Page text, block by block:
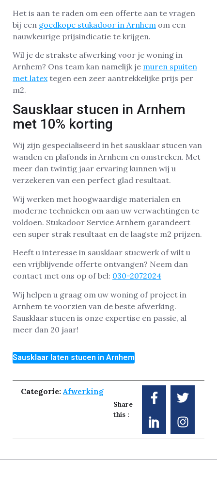
Het is aan te raden om een offerte aan te vragen
bij een goedkope stukadoor in Arnhem om een
nauwkeurige prijsindicatie te krijgen.
Wil je de strakste afwerking voor je woning in
Arnhem? Ons team kan namelijk je muren spuiten
met latextegen een zeer aantrekkelijke prijs per
m2.
Sausklaar stucen in Arnhem
met 10% korting
Wij zijn gespecialiseerd in het sausklaar stucen van
wanden en plafonds in Arnhem en omstreken. Met
meer dan twintig jaar ervaring kunnen wij u
verzekeren van een perfect glad resultaat.
Wij werken met hoogwaardige materialen en
moderne technieken om aan uw verwachtingen te
voldoen. Stukadoor Service Arnhem garandeert
een super strak resultaat en de laagste m2 prijzen.
Heeft u interesse in sausklaar stucwerk of wilt u
een vrijblijvende offerte ontvangen? Neem dan
contact met ons op of bel: 030-2072024
Wij helpen u graag om uw woning of project in
Arnhem te voorzien van de beste afwerking.
Sausklaar stucen is onze expertise en passie, al
meer dan 20 jaar!
Sausklaar laten stucen in Arnhem
Categorie:Afwerking
Share
this :